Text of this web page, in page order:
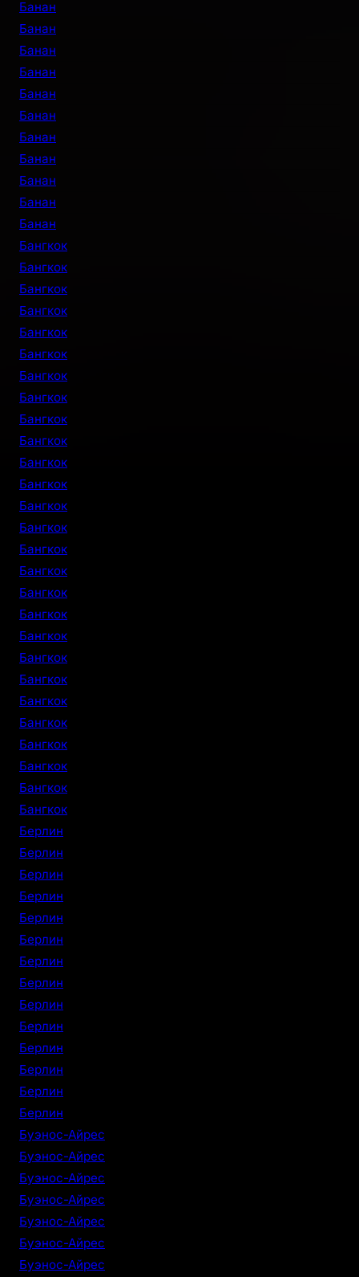
Банан
Банан
Банан
Банан
Банан
Банан
Банан
Банан
Банан
Банан
Банан
Бангкок
Бангкок
Бангкок
Бангкок
Бангкок
Бангкок
Бангкок
Бангкок
Бангкок
Бангкок
Бангкок
Бангкок
Бангкок
Бангкок
Бангкок
Бангкок
Бангкок
Бангкок
Бангкок
Бангкок
Бангкок
Бангкок
Бангкок
Бангкок
Бангкок
Бангкок
Бангкок
Берлин
Берлин
Берлин
Берлин
Берлин
Берлин
Берлин
Берлин
Берлин
Берлин
Берлин
Берлин
Берлин
Берлин
Буэнос-Айрес
Буэнос-Айрес
Буэнос-Айрес
Буэнос-Айрес
Буэнос-Айрес
Буэнос-Айрес
Буэнос-Айрес